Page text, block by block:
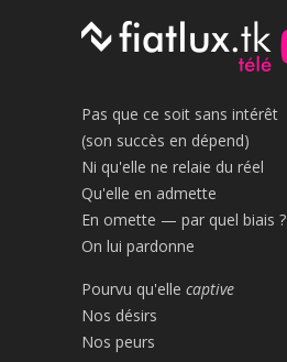
Pas que ce soit sans intérêt
(son succès en dépend)
Ni qu'elle ne relaie du réel
Qu'elle en admette
En omette — par quel biais ?
On lui pardonne
Pourvu qu'elle captive
Nos désirs
Nos peurs